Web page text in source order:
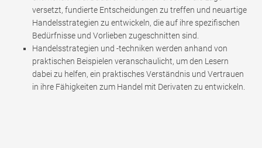
versetzt, fundierte Entscheidungen zu treffen und neuartige
Handelsstrategien zu entwickeln, die auf ihre spezifischen
Bedürfnisse und Vorlieben zugeschnitten sind.
Handelsstrategien und -techniken werden anhand von
praktischen Beispielen veranschaulicht, um den Lesern
dabei zu helfen, ein praktisches Verständnis und Vertrauen
in ihre Fähigkeiten zum Handel mit Derivaten zu entwickeln.